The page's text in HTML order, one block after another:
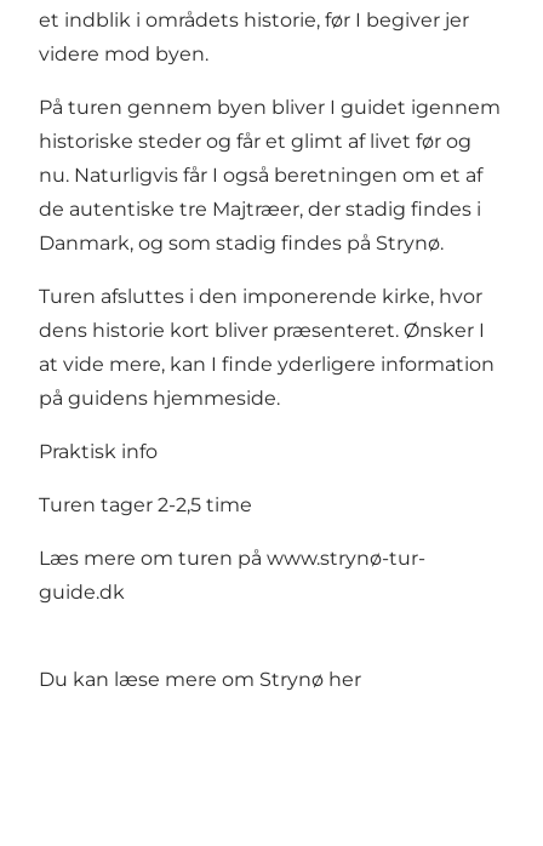
et indblik i områdets historie, før I begiver jer
videre mod byen.
På turen gennem byen bliver I guidet igennem
historiske steder og får et glimt af livet før og
nu. Naturligvis får I også beretningen om et af
de autentiske tre Majtræer, der stadig findes i
Danmark, og som stadig findes på Strynø.
Turen afsluttes i den imponerende kirke, hvor
dens historie kort bliver præsenteret. Ønsker I
at vide mere, kan I finde yderligere information
på guidens hjemmeside.
Praktisk info
Turen tager 2-2,5 time
Læs mere om turen på www.strynø-tur-
guide.dk
Du kan læse mere om Strynø her